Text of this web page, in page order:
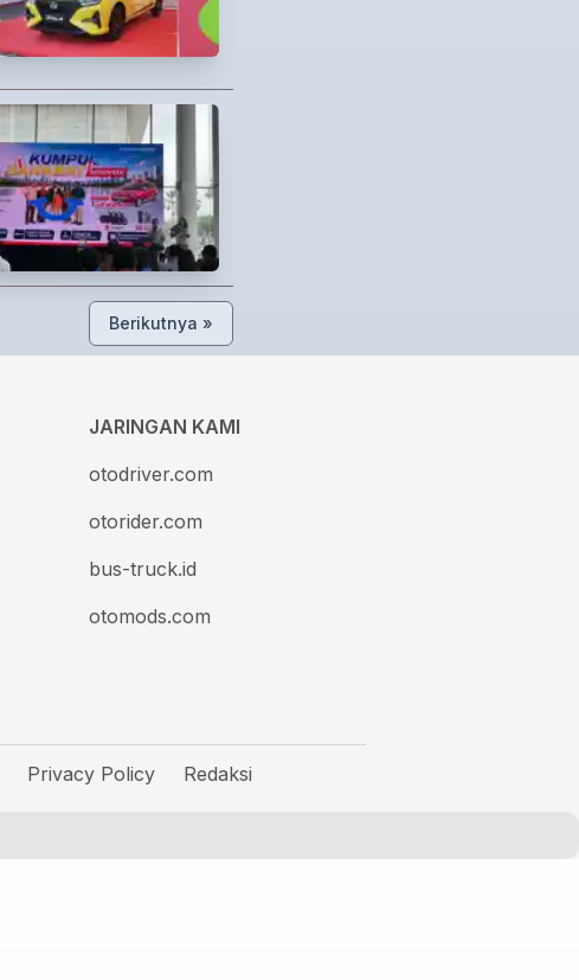
Berikutnya »
JARINGAN KAMI
otodriver.com
otorider.com
bus-truck.id
otomods.com
Privacy Policy Redaksi